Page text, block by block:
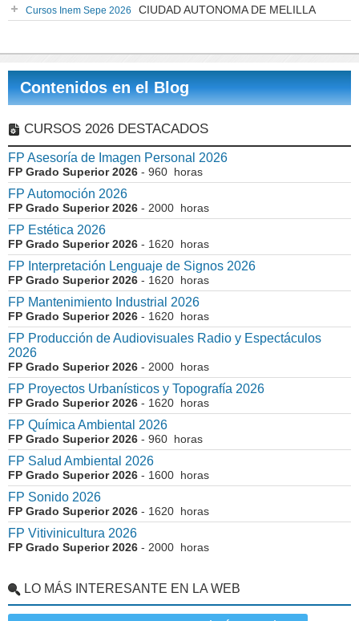
Cursos Inem Sepe 2026 CIUDAD AUTONOMA DE MELILLA
Contenidos en el Blog
CURSOS 2026 DESTACADOS
FP Asesoría de Imagen Personal 2026
FP Grado Superior 2026 - 960 horas
FP Automoción 2026
FP Grado Superior 2026 - 2000 horas
FP Estética 2026
FP Grado Superior 2026 - 1620 horas
FP Interpretación Lenguaje de Signos 2026
FP Grado Superior 2026 - 1620 horas
FP Mantenimiento Industrial 2026
FP Grado Superior 2026 - 1620 horas
FP Producción de Audiovisuales Radio y Espectáculos
2026
FP Grado Superior 2026 - 2000 horas
FP Proyectos Urbanísticos y Topografía 2026
FP Grado Superior 2026 - 1620 horas
FP Química Ambiental 2026
FP Grado Superior 2026 - 960 horas
FP Salud Ambiental 2026
FP Grado Superior 2026 - 1600 horas
FP Sonido 2026
FP Grado Superior 2026 - 1620 horas
FP Vitivinicultura 2026
FP Grado Superior 2026 - 2000 horas
LO MÁS INTERESANTE EN LA WEB